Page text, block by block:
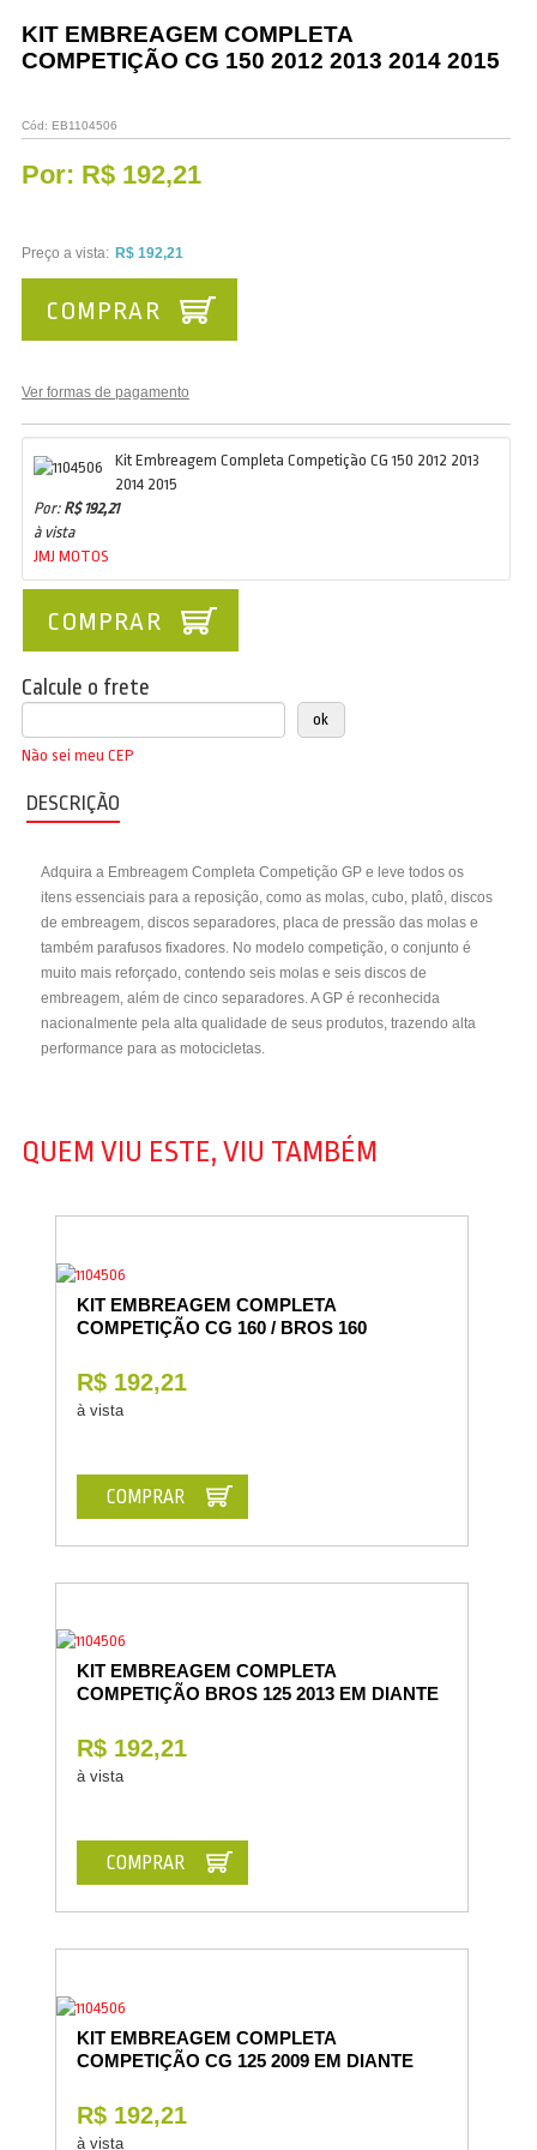
Promoções
KIT EMBREAGEM COMPLETA
COMPETIÇÃO CG 150 2012 2013 2014 2015
Cód: EB1104506
Por: R$ 192,21
Preço a vista: R$ 192,21
Ver formas de pagamento
Kit Embreagem Completa Competição CG 150 2012 2013
2014 2015
Por: R$ 192,21
à vista
COMPRAR
JMJ MOTOS
COMPRAR
Calcule o frete
Não sei meu CEP
DESCRIÇÃO
Adquira a Embreagem Completa Competição GP e leve todos os
itens essenciais para a reposição, como as molas, cubo, platô, discos
de embreagem, discos separadores, placa de pressão das molas e
também parafusos fixadores. No modelo competição, o conjunto é
muito mais reforçado, contendo seis molas e seis discos de
embreagem, além de cinco separadores. A GP é reconhecida
nacionalmente pela alta qualidade de seus produtos, trazendo alta
performance para as motocicletas.
QUEM VIU ESTE, VIU TAMBÉM
KIT EMBREAGEM COMPLETA
COMPETIÇÃO CG 160 / BROS 160
R$ 192,21
à vista
COMPRAR
KIT EMBREAGEM COMPLETA
COMPETIÇÃO BROS 125 2013 EM DIANTE
R$ 192,21
à vista
COMPRAR
KIT EMBREAGEM COMPLETA
COMPETIÇÃO CG 125 2009 EM DIANTE
R$ 192,21
à vista